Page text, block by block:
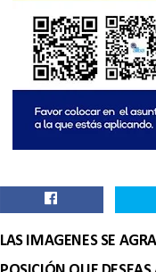
LAS IMAGENES SE